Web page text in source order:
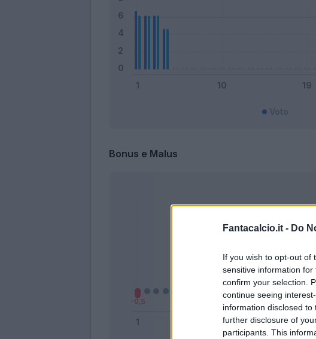
Fantacalcio.it - Do
If you wish to opt-out of
sensitive information
confirm your selection.
continue seeing
information disclosed
further disclosure of
participants. This
Bonus e Malus